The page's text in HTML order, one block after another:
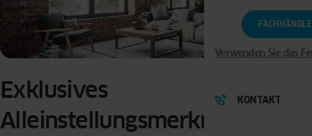
Verwenden Sie das
KONTAKT
Exklusives
Alleinstellungsmerkmal.